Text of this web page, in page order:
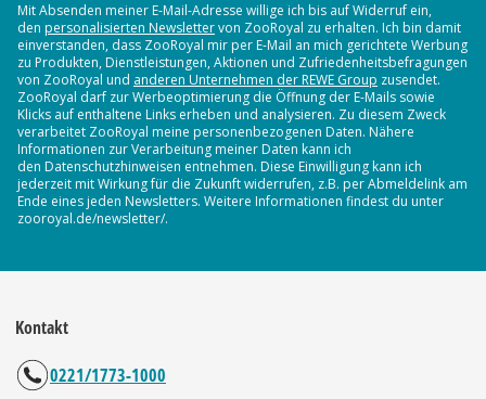
Mit Absenden meiner E-Mail-Adresse willige ich bis auf Widerruf ein,
den personalisierten Newslettervon ZooRoyal zu erhalten. Ich bin damit
einverstanden, dass ZooRoyal mir per E-Mail an mich gerichtete Werbung
zu Produkten, Dienstleistungen, Aktionen und Zufriedenheitsbefragungen
von ZooRoyal und anderen Unternehmen der REWE Group zusendet.
ZooRoyal darf zur Werbeoptimierung die Öffnung der E-Mails sowie
Klicks auf enthaltene Links erheben und analysieren. Zu diesem Zweck
verarbeitet ZooRoyal meine personenbezogenen Daten. Nähere
Informationen zur Verarbeitung meiner Daten kann ich
den Datenschutzhinweisen entnehmen. Diese Einwilligung kann ich
jederzeit mit Wirkung für die Zukunft widerrufen, z.B. per Abmeldelink am
Ende eines jeden Newsletters. Weitere Informationen findest du unter
zooroyal.de/newsletter/.
Kontakt
0221/1773-1000